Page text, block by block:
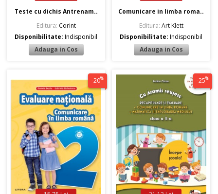
Teste cu dichis Antrenam..
Editura: Corint
Disponibilitate:Indisponibil
Comunicare in limba roma..
Editura: Art Klett
Disponibilitate:Indisponibil
-20% -25%